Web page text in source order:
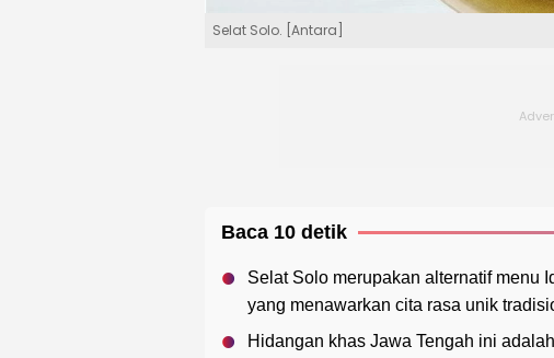
Selat Solo. [Antara]
Baca 10 detik
Selat Solo merupakan alternatif menu
yang menawarkan cita rasa unik
Hidangan khas Jawa Tengah ini